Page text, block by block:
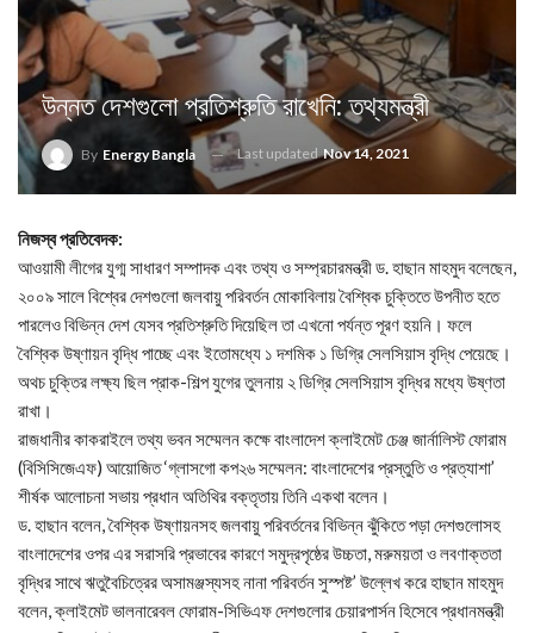
উন্নত দেশগুলো প্রতিশ্রুতি রাখেনি: তথ্যমন্ত্রী
By Energy Bangla Last updatedNov 14, 2021
নিজস্ব প্রতিবেদক:
আওয়ামী লীগের যুগ্ম সাধারণ সম্পাদক এবং তথ্য ও সম্প্রচারমন্ত্রী ড. হাছান মাহমুদ বলেছেন,
২০০৯ সালে বিশ্বের দেশগুলো জলবায়ু পরিবর্তন মোকাবিলায় বৈশ্বিক চুক্তিতে উপনীত হতে
পারলেও বিভিন্ন দেশ যেসব প্রতিশ্রুতি দিয়েছিল তা এখনো পর্যন্ত পূরণ হয়নি। ফলে
বৈশ্বিক উষ্ণায়ন বৃদ্ধি পাচ্ছে এবং ইতোমধ্যে ১ দশমিক ১ ডিগ্রি সেলসিয়াস বৃদ্ধি পেয়েছে।
অথচ চুক্তির লক্ষ্য ছিল প্রাক-শিল্প যুগের তুলনায় ২ ডিগ্রি সেলসিয়াস বৃদ্ধির মধ্যে উষ্ণতা
রাখা।
রাজধানীর কাকরাইলে তথ্য ভবন সম্মেলন কক্ষে বাংলাদেশ ক্লাইমেট চেঞ্জ জার্নালিস্ট ফোরাম
(বিসিসিজেএফ) আয়োজিত ‘গ্লাসগো কপ২৬ সম্মেলন: বাংলাদেশের প্রস্তুতি ও প্রত্যাশা’
শীর্ষক আলোচনা সভায় প্রধান অতিথির বক্তৃতায় তিনি একথা বলেন।
ড. হাছান বলেন, বৈশ্বিক উষ্ণায়নসহ জলবায়ু পরিবর্তনের বিভিন্ন ঝুঁকিতে পড়া দেশগুলোসহ
বাংলাদেশের ওপর এর সরাসরি প্রভাবের কারণে সমুদ্রপৃষ্ঠের উচ্চতা, মরুময়তা ও লবণাক্ততা
বৃদ্ধির সাথে ঋতুবৈচিত্রের অসামঞ্জস্যসহ নানা পরিবর্তন সুস্পষ্ট’ উল্লেখ করে হাছান মাহমুদ
বলেন, ক্লাইমেট ভালনারেবল ফোরাম-সিভিএফ দেশগুলোর চেয়ারপার্সন হিসেবে প্রধানমন্ত্রী